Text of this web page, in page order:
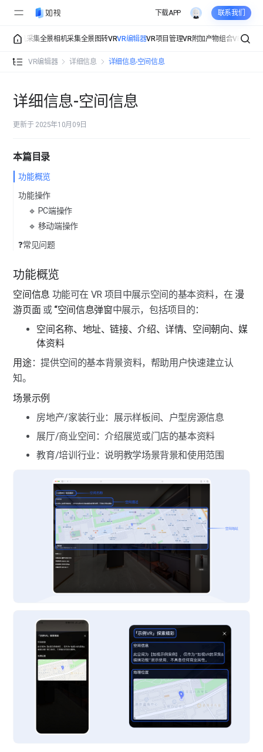
下载APP 联系我们
手机采集全景相机采集全景图转VRVR编辑器VR项目管理VR附加产物组合VR组织
VR编辑器 详细信息 详细信息-空间信息
VR编辑器 功能总览
详细信息-空间信息
详细信息-联系信息
详细信息-公司信息
界面展示
界面展示-界面设置
界面展示-入场设置
界面展示-页面组件
界面展示-背景音乐
热点标签
热点标签-标签总览
热点标签-视频标签
热点标签-音频标签
热点标签-全景图标签
热点标签-跳转点位
热点标签-跳转VR
热点标签-虚拟广告牌
热点标签-商品标签
热点标签-区域标签
热点标签-标尺标签
导览讲解
导览讲解-路线
导览讲解-讲解
图像美化
图像美化-马赛克
图像美化-图像替换
图像美化-去除设备
模型标注
模型标注-物体标注
点位管理
点位管理-点位联通与隐藏
空间快照
空间快照
空间互动
点位调整
点位调整-PC端
详细信息-空间信息
更新于 2025年10月09日
本篇目录
功能概览
功能操作
🔹 PC端操作
🔹 移动端操作
❓常见问题
功能概览
空间信息 功能可在 VR 项目中展示空间的基本资料，在 漫
游页面 或 “空间信息弹窗中展示，包括项目的：
空间名称、地址、链接、介绍、详情、空间朝向、媒
体资料
用途：提供空间的基本背景资料，帮助用户快速建立认
知。
场景示例
房地产/家装行业：展示样板间、户型房源信息
展厅/商业空间：介绍展览或门店的基本资料
教育/培训行业：说明教学场景背景和使用范围